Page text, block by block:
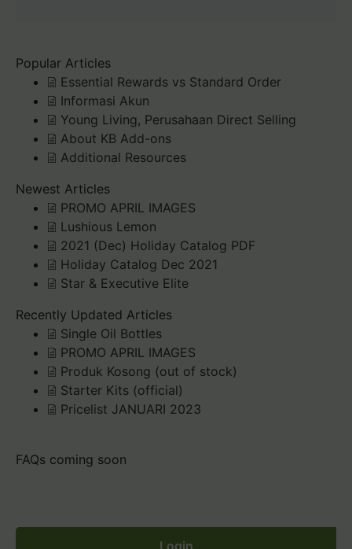
Popular Articles
Essential Rewards vs Standard Order
Informasi Akun
Young Living, Perusahaan Direct Selling
About KB Add-ons
Additional Resources
Newest Articles
PROMO APRIL IMAGES
Lushious Lemon
2021 (Dec) Holiday Catalog PDF
Holiday Catalog Dec 2021
Star & Executive Elite
Recently Updated Articles
Single Oil Bottles
PROMO APRIL IMAGES
Produk Kosong (out of stock)
Starter Kits (official)
Pricelist JANUARI 2023
FAQs coming soon